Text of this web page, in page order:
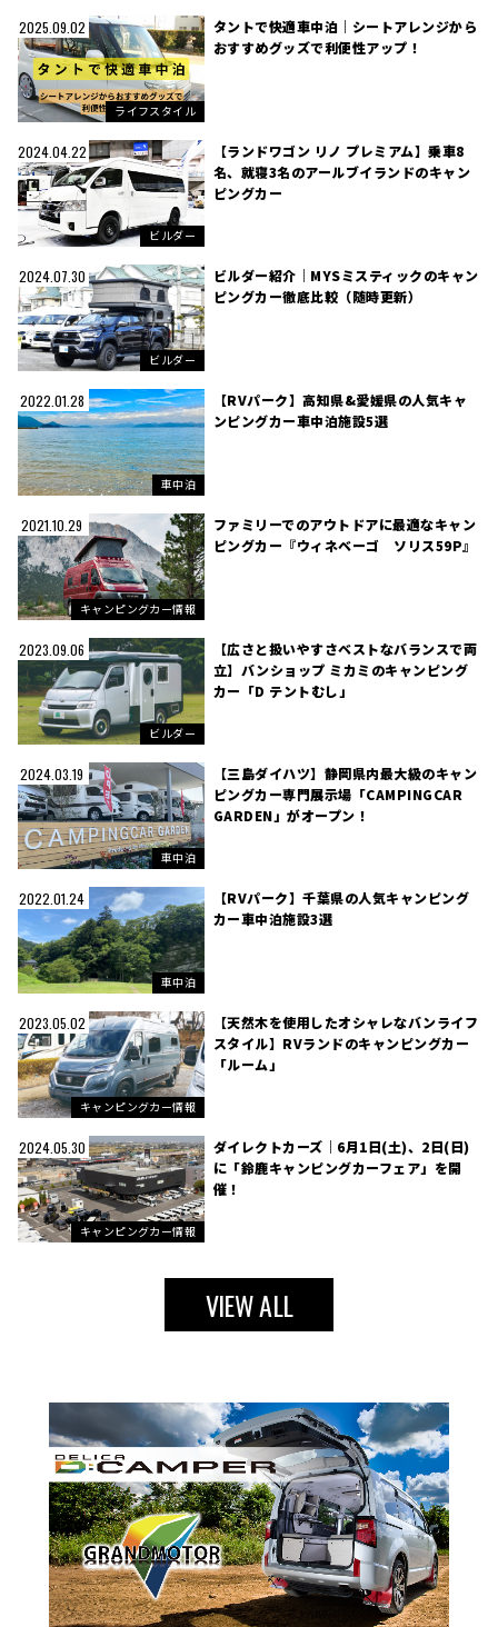
2025.09.02
ライフスタイル
タントで快適車中泊｜シートアレンジから
おすすめグッズで利便性アップ！
2024.04.22
ビルダー
【ランドワゴン リノ プレミアム】乗車8
名、就寝3名のアールブイランドのキャン
ピングカー
2024.07.30
ビルダー
ビルダー紹介｜MYSミスティックのキャン
ピングカー徹底比較（随時更新）
2022.01.28
車中泊
【RVパーク】高知県&愛媛県の人気キャ
ンピングカー車中泊施設5選
2021.10.29
キャンピングカー情報
ファミリーでのアウトドアに最適なキャン
ピングカー『ウィネベーゴ ソリス59P』
2023.09.06
ビルダー
【広さと扱いやすさベストなバランスで両
立】バンショップ ミカミのキャンピング
カー「D テントむし」
2024.03.19
車中泊
【三島ダイハツ】静岡県内最大級のキャン
ピングカー専門展示場「CAMPINGCAR
GARDEN」がオープン！
2022.01.24
車中泊
【RVパーク】千葉県の人気キャンピング
カー車中泊施設3選
2023.05.02
キャンピングカー情報
【天然木を使用したオシャレなバンライフ
スタイル】RVランドのキャンピングカー
「ルーム」
2024.05.30
キャンピングカー情報
ダイレクトカーズ｜6月1日(土)、2日(日)
に「鈴鹿キャンピングカーフェア」を開
催！
VIEW ALL